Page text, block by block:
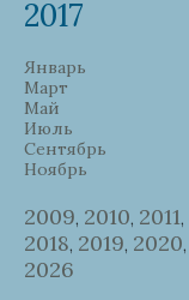
2017
Январь
Март
Май
Июль
Сентябрь
Ноябрь
2009, 2010, 2011,
2018, 2019, 2020,
2026